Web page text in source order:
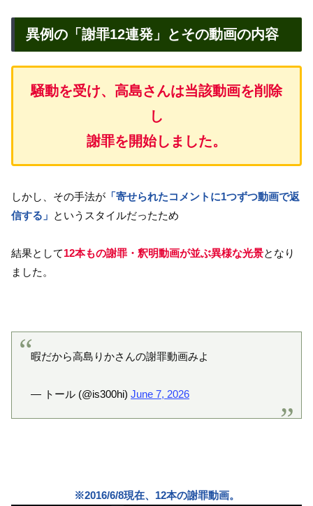
異例の「謝罪12連発」とその動画の内容
騒動を受け、高島さんは当該動画を削除
し
謝罪を開始しました。
しかし、その手法が 「寄せられたコメントに1つずつ動画で返
信する」 というスタイルだったため
結果として12本もの謝罪・釈明動画が並ぶ異様な光景となり
ました。
暇だから高島りかさんの謝罪動画みよ
— トール (@is300hi) June 7, 2026
※2016/6/8現在、12本の謝罪動画。